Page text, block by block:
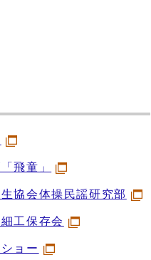
飛童」
協会体操民謡研究部
工保存会
ョー